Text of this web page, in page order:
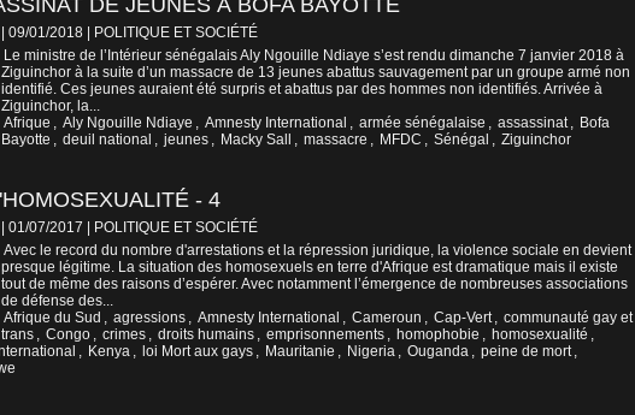
DE JEUNES À BOFA BAYOTTE
| 09/01/2018
POLITIQUE ET SOCIÉTÉ
Le ministre de l’Intérieur sénégalais Aly Ngouille Ndiaye s’est rendu dimanche 7 janvier 2018 à
Ziguinchor à la suite d’un massacre de 13 jeunes abattus sauvagement par un groupe armé non
identifié. Ces jeunes auraient été surpris et abattus par des hommes non identifiés. Arrivée à
Ziguinchor, la...
Afrique , Aly Ngouille Ndiaye , Amnesty International , armée sénégalaise , assassinat , Bofa
Bayotte , deuil national , jeunes , Macky Sall , massacre , MFDC , Sénégal , Ziguinchor
- 4
| 01/07/2017
POLITIQUE ET SOCIÉTÉ
Avec le record du nombre d'arrestations et la répression juridique, la violence sociale en devient
presque légitime. La situation des homosexuels en terre d'Afrique est dramatique mais il existe
tout de même des raisons d’espérer. Avec notamment l’émergence de nombreuses associations
de défense des...
Afrique du Sud , agressions , Amnesty International , Cameroun , Cap-Vert , communauté gay et
trans , Congo , crimes , droits humains , emprisonnements , homophobie , homosexualité ,
, Kenya , loi Mort aux gays , Mauritanie , Nigeria , Ouganda , peine de mort ,